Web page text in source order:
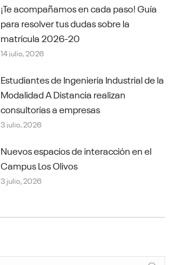
¡Te acompañamos en cada paso! Guía
para resolver tus dudas sobre la
matrícula 2026-20
14 julio, 2026
Estudiantes de Ingeniería Industrial de la
Modalidad A Distancia realizan
consultorías a empresas
3 julio, 2026
Nuevos espacios de interacción en el
Campus Los Olivos
3 julio, 2026